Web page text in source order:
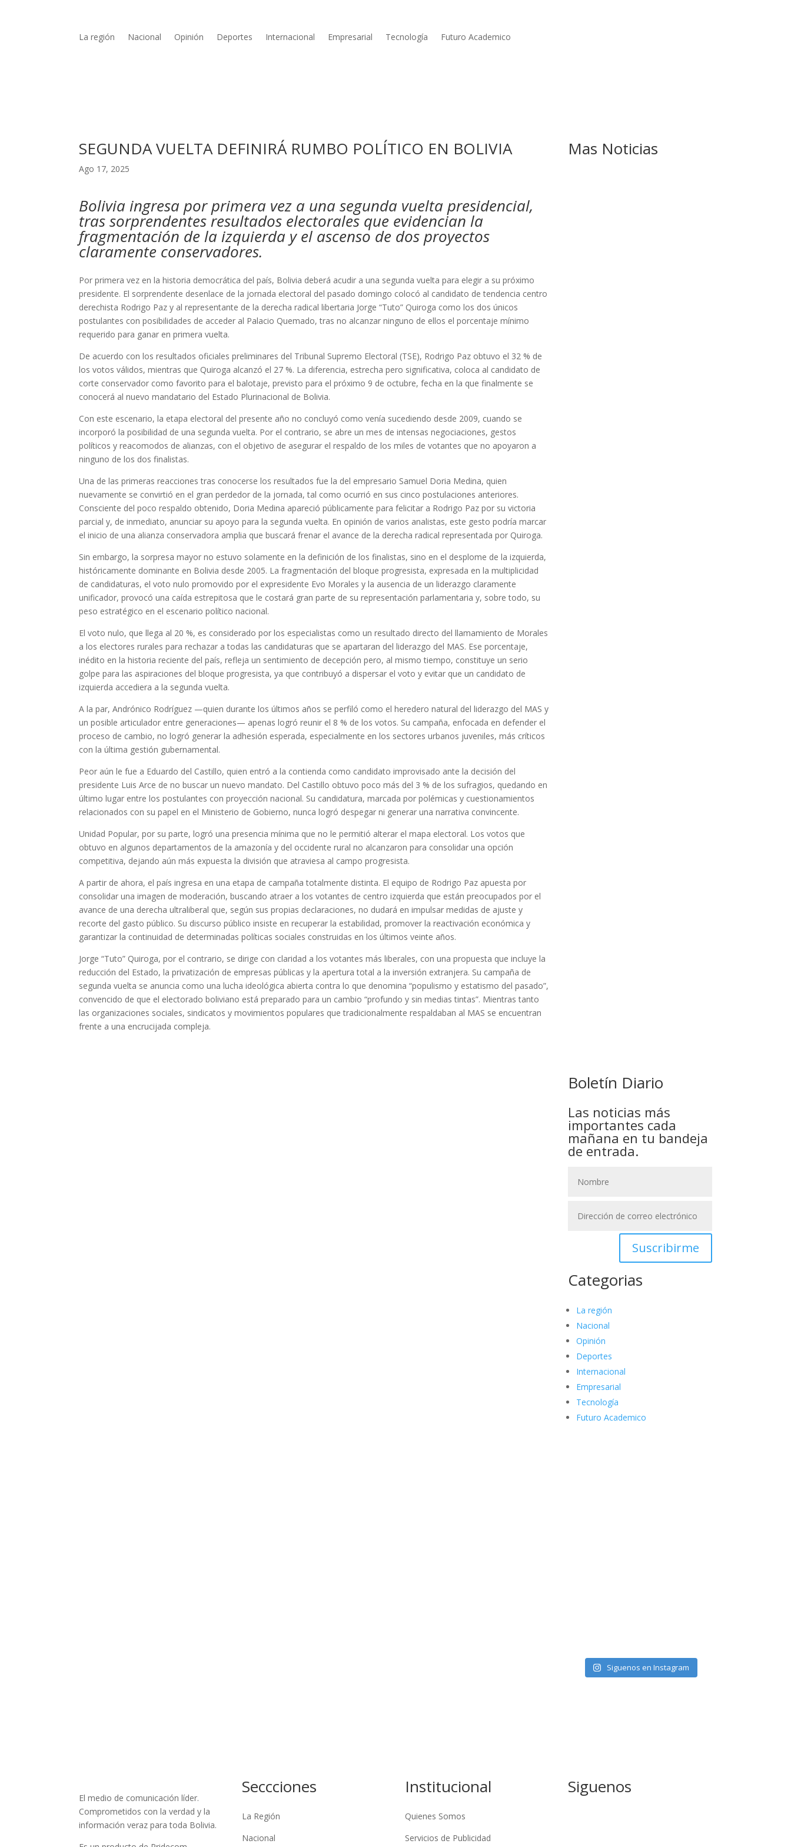
La región Nacional Opinión Deportes Internacional Empresarial Tecnología Futuro Academico
SEGUNDA VUELTA DEFINIRÁ RUMBO POLÍTICO EN BOLIVIA
Ago 17, 2025
Bolivia ingresa por primera vez a una segunda vuelta presidencial,
tras sorprendentes resultados electorales que evidencian la
fragmentación de la izquierda y el ascenso de dos proyectos
claramente conservadores.
Por primera vez en la historia democrática del país, Bolivia deberá acudir a una segunda vuelta para elegir a su próximo
presidente. El sorprendente desenlace de la jornada electoral del pasado domingo colocó al candidato de tendencia centro
derechista Rodrigo Paz y al representante de la derecha radical libertaria Jorge “Tuto” Quiroga como los dos únicos
postulantes con posibilidades de acceder al Palacio Quemado, tras no alcanzar ninguno de ellos el porcentaje mínimo
requerido para ganar en primera vuelta.
De acuerdo con los resultados oficiales preliminares del Tribunal Supremo Electoral (TSE), Rodrigo Paz obtuvo el 32 % de
los votos válidos, mientras que Quiroga alcanzó el 27 %. La diferencia, estrecha pero significativa, coloca al candidato de
corte conservador como favorito para el balotaje, previsto para el próximo 9 de octubre, fecha en la que finalmente se
conocerá al nuevo mandatario del Estado Plurinacional de Bolivia.
Con este escenario, la etapa electoral del presente año no concluyó como venía sucediendo desde 2009, cuando se
incorporó la posibilidad de una segunda vuelta. Por el contrario, se abre un mes de intensas negociaciones, gestos
políticos y reacomodos de alianzas, con el objetivo de asegurar el respaldo de los miles de votantes que no apoyaron a
ninguno de los dos finalistas.
Una de las primeras reacciones tras conocerse los resultados fue la del empresario Samuel Doria Medina, quien
nuevamente se convirtió en el gran perdedor de la jornada, tal como ocurrió en sus cinco postulaciones anteriores.
Consciente del poco respaldo obtenido, Doria Medina apareció públicamente para felicitar a Rodrigo Paz por su victoria
parcial y, de inmediato, anunciar su apoyo para la segunda vuelta. En opinión de varios analistas, este gesto podría marcar
el inicio de una alianza conservadora amplia que buscará frenar el avance de la derecha radical representada por Quiroga.
Sin embargo, la sorpresa mayor no estuvo solamente en la definición de los finalistas, sino en el desplome de la izquierda,
históricamente dominante en Bolivia desde 2005. La fragmentación del bloque progresista, expresada en la multiplicidad
de candidaturas, el voto nulo promovido por el expresidente Evo Morales y la ausencia de un liderazgo claramente
unificador, provocó una caída estrepitosa que le costará gran parte de su representación parlamentaria y, sobre todo, su
peso estratégico en el escenario político nacional.
El voto nulo, que llega al 20 %, es considerado por los especialistas como un resultado directo del llamamiento de Morales
a los electores rurales para rechazar a todas las candidaturas que se apartaran del liderazgo del MAS. Ese porcentaje,
inédito en la historia reciente del país, refleja un sentimiento de decepción pero, al mismo tiempo, constituye un serio
golpe para las aspiraciones del bloque progresista, ya que contribuyó a dispersar el voto y evitar que un candidato de
izquierda accediera a la segunda vuelta.
A la par, Andrónico Rodríguez —quien durante los últimos años se perfiló como el heredero natural del liderazgo del MAS y
un posible articulador entre generaciones— apenas logró reunir el 8 % de los votos. Su campaña, enfocada en defender el
proceso de cambio, no logró generar la adhesión esperada, especialmente en los sectores urbanos juveniles, más críticos
con la última gestión gubernamental.
Peor aún le fue a Eduardo del Castillo, quien entró a la contienda como candidato improvisado ante la decisión del
presidente Luis Arce de no buscar un nuevo mandato. Del Castillo obtuvo poco más del 3 % de los sufragios, quedando en
último lugar entre los postulantes con proyección nacional. Su candidatura, marcada por polémicas y cuestionamientos
relacionados con su papel en el Ministerio de Gobierno, nunca logró despegar ni generar una narrativa convincente.
Unidad Popular, por su parte, logró una presencia mínima que no le permitió alterar el mapa electoral. Los votos que
obtuvo en algunos departamentos de la amazonía y del occidente rural no alcanzaron para consolidar una opción
competitiva, dejando aún más expuesta la división que atraviesa al campo progresista.
A partir de ahora, el país ingresa en una etapa de campaña totalmente distinta. El equipo de Rodrigo Paz apuesta por
consolidar una imagen de moderación, buscando atraer a los votantes de centro izquierda que están preocupados por el
avance de una derecha ultraliberal que, según sus propias declaraciones, no dudará en impulsar medidas de ajuste y
recorte del gasto público. Su discurso público insiste en recuperar la estabilidad, promover la reactivación económica y
garantizar la continuidad de determinadas políticas sociales construidas en los últimos veinte años.
Jorge “Tuto” Quiroga, por el contrario, se dirige con claridad a los votantes más liberales, con una propuesta que incluye la
reducción del Estado, la privatización de empresas públicas y la apertura total a la inversión extranjera. Su campaña de
segunda vuelta se anuncia como una lucha ideológica abierta contra lo que denomina “populismo y estatismo del pasado”,
convencido de que el electorado boliviano está preparado para un cambio “profundo y sin medias tintas”. Mientras tanto
las organizaciones sociales, sindicatos y movimientos populares que tradicionalmente respaldaban al MAS se encuentran
frente a una encrucijada compleja.
Mas Noticias
Boletín Diario
Las noticias más
importantes cada
mañana en tu bandeja
de entrada.
Suscribirme
Categorias
La región
Nacional
Opinión
Deportes
Internacional
Empresarial
Tecnología
Futuro Academico
Siguenos en Instagram
El medio de comunicación líder.
Comprometidos con la verdad y la
información veraz para toda Bolivia.
Seccciones
La Región
Nacional
Institucional
Quienes Somos
Servicios de Publicidad
Siguenos